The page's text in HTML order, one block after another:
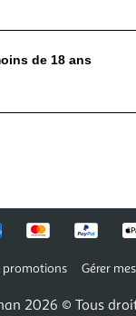
de 18 ans
promotions Gérer
2026 © Tous